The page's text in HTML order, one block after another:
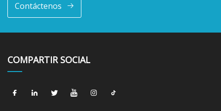
Contáctenos
COMPARTIR SOCIAL